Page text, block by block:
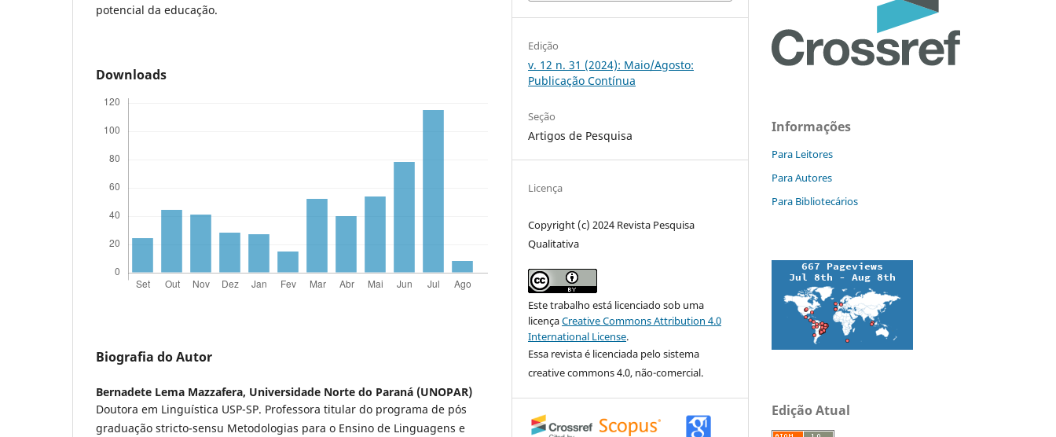
potencial da educação.
Downloads
Biografia do Autor
Bernadete Lema Mazzafera, Universidade Norte do Paraná (UNOPAR)
Doutora em Linguística USP-SP. Professora titular do programa de pós
graduação stricto-sensu Metodologias para o Ensino de Linguagens e
Edição
v. 12 n. 31 (2024): Maio/Agosto:
Publicação Contínua
Seção
Artigos de Pesquisa
Licença
Copyright (c) 2024 Revista Pesquisa
Qualitativa
Este trabalho está licenciado sob uma
licençaCreative Commons Attribution 4.0
International License.
Essa revista é licenciada pelo sistema
creative commons 4.0, não-comercial.
Informações
Para Leitores
Para Autores
Para Bibliotecários
Edição Atual